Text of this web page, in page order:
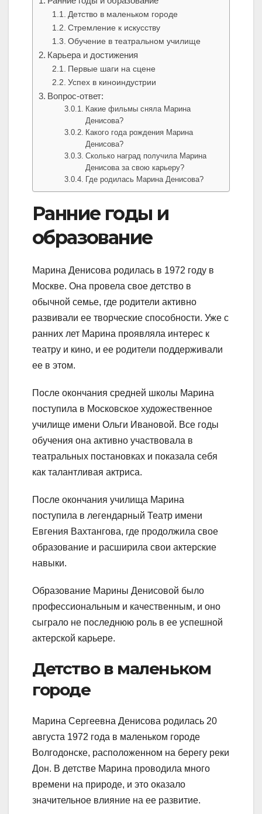
Детство в маленьком городе
Стремление к искусству
Обучение в театральном училище
Карьера и достижения
Первые шаги на сцене
Успех в киноиндустрии
Вопрос-ответ:
Какие фильмы сняла Марина
Денисова?
Какого года рождения Марина
Денисова?
Сколько наград получила Марина
Денисова за свою карьеру?
Где родилась Марина Денисова?
Ранние годы и
образование
Марина Денисова родилась в 1972 году в
Москве. Она провела свое детство в
обычной семье, где родители активно
развивали ее творческие способности. Уже с
ранних лет Марина проявляла интерес к
театру и кино, и ее родители поддерживали
ее в этом.
После окончания средней школы Марина
поступила в Московское художественное
училище имени Ольги Ивановой. Все годы
обучения она активно участвовала в
театральных постановках и показала себя
как талантливая актриса.
После окончания училища Марина
поступила в легендарный Театр имени
Евгения Вахтангова, где продолжила свое
образование и расширила свои актерские
навыки.
Образование Марины Денисовой было
профессиональным и качественным, и оно
сыграло не последнюю роль в ее успешной
актерской карьере.
Детство в маленьком
городе
Марина Сергеевна Денисова родилась 20
августа 1972 года в маленьком городе
Волгодонске, расположенном на берегу реки
Дон. В детстве Марина проводила много
времени на природе, и это оказало
значительное влияние на ее развитие.